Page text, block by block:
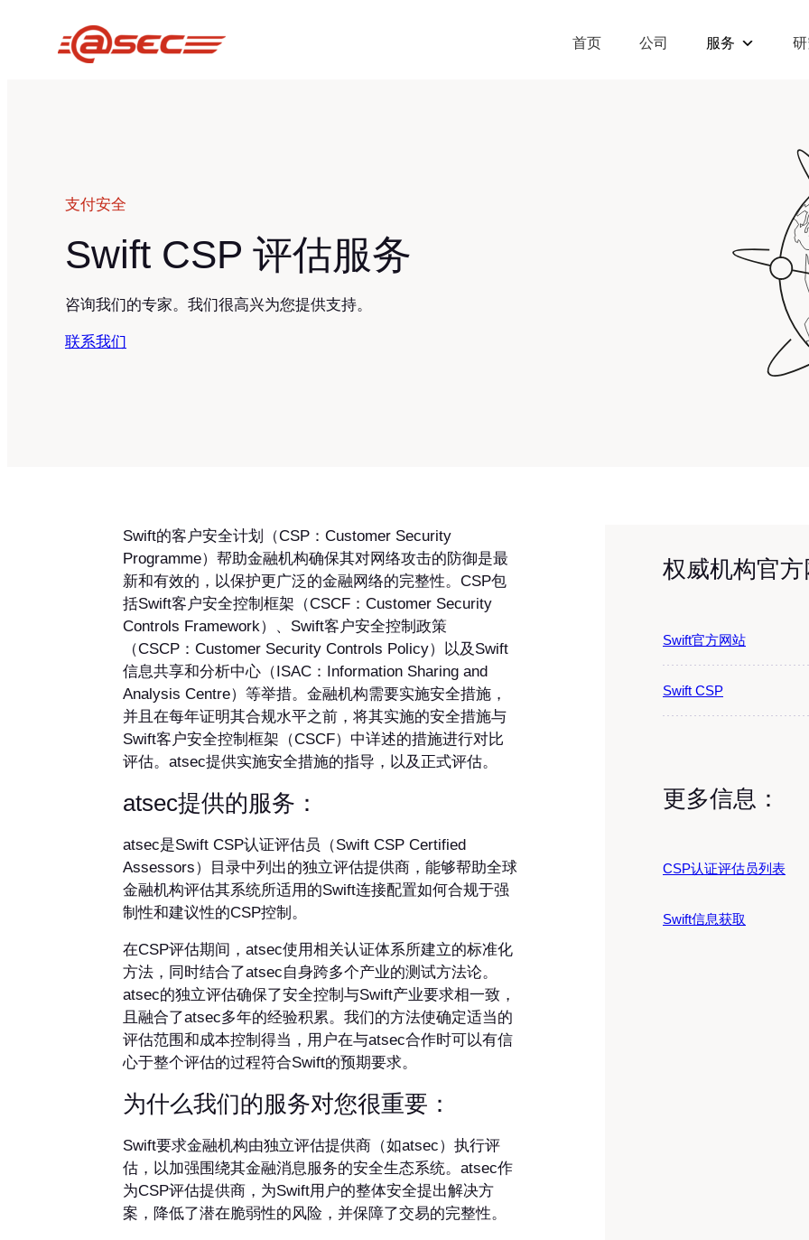
首页 公司 服务
支付安全
Swift CSP 评估服务
咨询我们的专家。我们很高兴为您提供支持。
联系我们
Swift的客户安全计划（CSP：Customer Security
Programme）帮助金融机构确保其对网络攻击的防御是最
新和有效的，以保护更广泛的金融网络的完整性。CSP包
括Swift客户安全控制框架（CSCF：Customer Security
Controls Framework）、Swift客户安全控制政策
（CSCP：Customer Security Controls Policy）以及Swift
信息共享和分析中心（ISAC：Information Sharing and
Analysis Centre）等举措。金融机构需要实施安全措施，
并且在每年证明其合规水平之前，将其实施的安全措施与
Swift客户安全控制框架（CSCF）中详述的措施进行对比
评估。atsec提供实施安全措施的指导，以及正式评估。
atsec提供的服务：
atsec是Swift CSP认证评估员（Swift CSP Certified
Assessors）目录中列出的独立评估提供商，能够帮助全球
金融机构评估其系统所适用的Swift连接配置如何合规于强
制性和建议性的CSP控制。
在CSP评估期间，atsec使用相关认证体系所建立的标准化
方法，同时结合了atsec自身跨多个产业的测试方法论。
atsec的独立评估确保了安全控制与Swift产业要求相一致，
且融合了atsec多年的经验积累。我们的方法使确定适当的
评估范围和成本控制得当，用户在与atsec合作时可以有信
心于整个评估的过程符合Swift的预期要求。
为什么我们的服务对您很重要：
Swift要求金融机构由独立评估提供商（如atsec）执行评
估，以加强围绕其金融消息服务的安全生态系统。atsec作
为CSP评估提供商，为Swift用户的整体安全提出解决方
案，降低了潜在脆弱性的风险，并保障了交易的完整性。
权威机构官
Swift官方网站
Swift CSP
更多信息：
CSP认证评估员列表
Swift信息获取